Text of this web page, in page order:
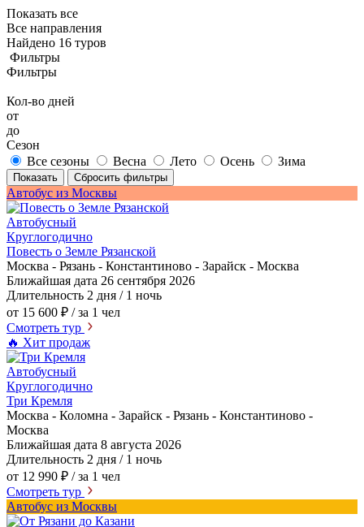
Показать все
Все направления
Найдено 16 туров
Фильтры
Фильтры
Кол-во дней
от
до
Сезон
Все сезоны
Весна Лето Осень Зима
Показать Сбросить фильтры
Автобус из Москвы
Автобусный
Круглогодично
Повесть о Земле Рязанской
Москва - Рязань - Константиново - Зарайск - Москва
Ближайшая дата 26 сентября 2026
Длительность 2 дня / 1 ночь
от 15 600 ₽ / за 1 чел
Смотреть тур
🔥 Хит продаж
Автобусный
Круглогодично
Три Кремля
Москва - Коломна - Зарайск - Рязань - Константиново -
Москва
Ближайшая дата 8 августа 2026
Длительность 2 дня / 1 ночь
от 12 990 ₽ / за 1 чел
Смотреть тур
Автобус из Москвы